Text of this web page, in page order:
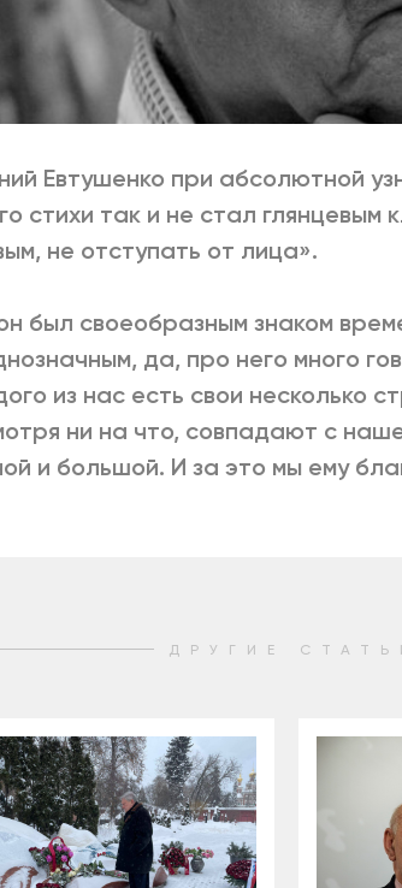
Евтушенко при абсолютной
стихи так и не стал глянцевым
не отступать от лица».
был своеобразным знаком
да, про него много
из нас есть свои несколько
ни на что, совпадают с
и большой. И за это мы ему
ДРУГИЕ